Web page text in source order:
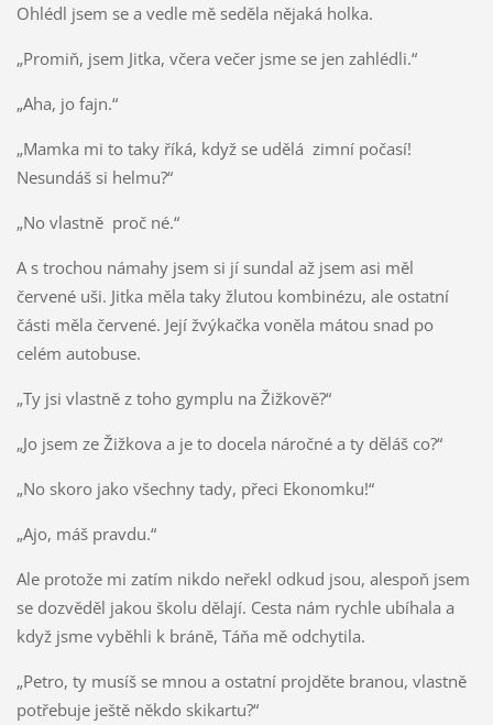
Ohlédl jsem se a vedle mě seděla nějaká holka.
„Promiň, jsem Jitka, včera večer jsme se jen zahlédli.“
„Aha, jo fajn.“
„Mamka mi to taky říká, když se udělá zimní počasí!
Nesundáš si helmu?“
„No vlastně proč né.“
A s trochou námahy jsem si jí sundal až jsem asi měl
červené uši. Jitka měla taky žlutou kombinézu, ale ostatní
části měla červené. Její žvýkačka voněla mátou snad po
celém autobuse.
„Ty jsi vlastně z toho gymplu na Žižkově?“
„Jo jsem ze Žižkova a je to docela náročné a ty děláš co?“
„No skoro jako všechny tady, přeci Ekonomku!“
„Ajo, máš pravdu.“
Ale protože mi zatím nikdo neřekl odkud jsou, alespoň jsem
se dozvěděl jakou školu dělají. Cesta nám rychle ubíhala a
když jsme vyběhli k bráně, Táňa mě odchytila.
„Petro, ty musíš se mnou a ostatní projděte branou, vlastně
potřebuje ještě někdo skikartu?“